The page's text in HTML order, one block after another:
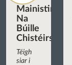
Mainistir
Na
Búille
Chistéirseach
Téigh
siar i